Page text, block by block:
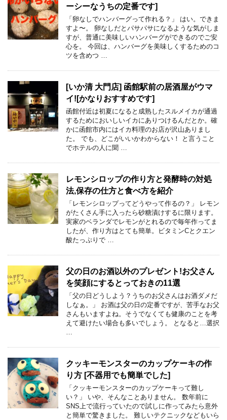
ーシーなうちの定番です]
「卵なしでハンバーグって作れる？」 はい。できま
すよ〜。 卵なしだとパサパサになるような気がしま
すが、普通に美味しいハンバーグができるのでご安
心を。 今回は、ハンバーグを美味しくするためのコ
ツを含めつ …
[いか清 大門店] 函館駅前の居酒屋がウマ
イ![かなりおすすめです]
函館付近は初夏になると成熟したスルメイカが通過
するためにおいしいイカにありつけるんだとか。確
かに函館市内にはイカ料理のお店が沢山ありまし
た。 でも、どこがいいかわからない！ と言うこと
でホテルの人に聞 …
レモンシロップの作り方と発酵時の対処
法,保存の仕方と食べ方を紹介
「レモンシロップってどうやって作るの？」 レモン
がたくさん手に入ったら砂糖漬けするに限ります。
実家のベランダでレモンがとれるので毎年作ってま
したが、作り方はとても簡単。ビタミンCとクエン
酸たっぷりで …
父の日のお酒以外のプレゼント!お父さん
を笑顔にするとっておきの11選
「父の日どうしよう？うちのお父さんはお酒ダメだ
しなぁ。」 お酒は父の日の定番ですが、苦手なお父
さんもいますよね。そうでなくても健康のことを考
えて避けたい場合も多いでしょう。 となると…選択
…
クッキーモンスターのカップケーキの作
り方 [不器用でも簡単でした]
「クッキーモンスターのカップケーキって難し
い？」 いや、そんなことありません。 数年前に
SNS上で流行っていたので試しに作ってみたら意外
と簡単で驚きました。 難しいテクニックなどもいら